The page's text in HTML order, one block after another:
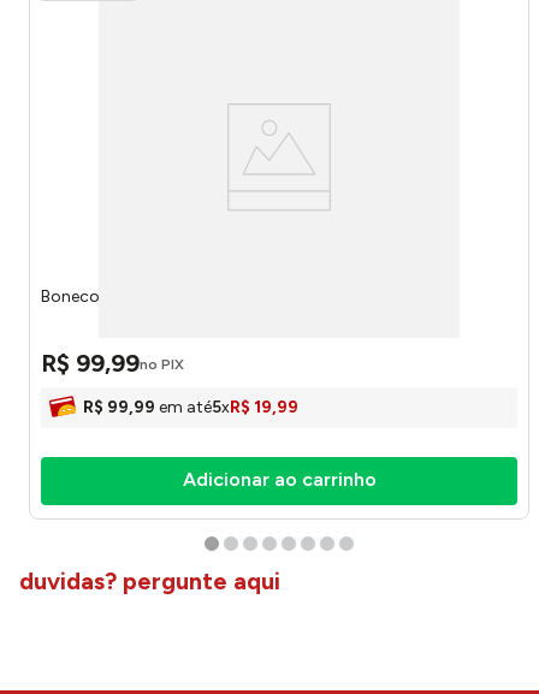
Boneco Toy Story Disney Pixar Sortido JCV94 - Mattel
R$ 99,99no PIX
R$ 99,99 em até5xR$ 19,99
Adicionar ao carrinho
duvidas? pergunte aqui